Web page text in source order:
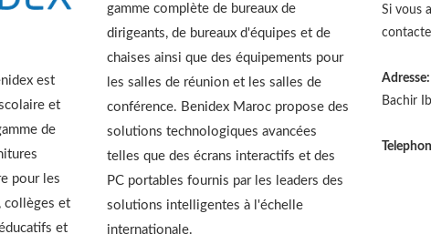
est
et
de
pour les
collèges et
et
gamme complète de bureaux de
dirigeants, de bureaux d'équipes et de
chaises ainsi que des équipements pour
les salles de réunion et les salles de
conférence. Benidex Maroc propose des
solutions technologiques avancées
telles que des écrans interactifs et des
PC portables fournis par les leaders des
solutions intelligentes à l'échelle
internationale.
Si vous
Adresse:
Bachir